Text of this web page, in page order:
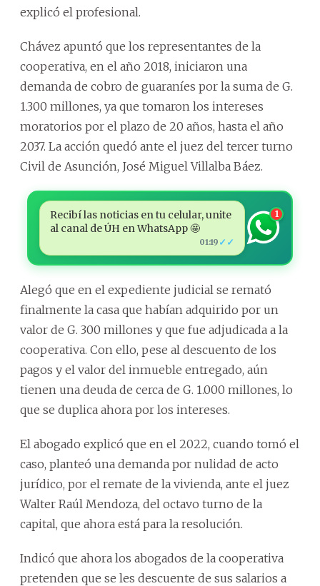
explicó el profesional.
Chávez apuntó que los representantes de la
cooperativa, en el año 2018, iniciaron una
demanda de cobro de guaraníes por la suma de G.
1.300 millones, ya que tomaron los intereses
moratorios por el plazo de 20 años, hasta el año
2037. La acción quedó ante el juez del tercer turno
Civil de Asunción, José Miguel Villalba Báez.
Recibí las noticias en tu celular, unite
al canal de ÚH en WhatsApp 🤩
01:19 ✓✓
1
Alegó que en el expediente judicial se remató
finalmente la casa que habían adquirido por un
valor de G. 300 millones y que fue adjudicada a la
cooperativa. Con ello, pese al descuento de los
pagos y el valor del inmueble entregado, aún
tienen una deuda de cerca de G. 1.000 millones, lo
que se duplica ahora por los intereses.
El abogado explicó que en el 2022, cuando tomó el
caso, planteó una demanda por nulidad de acto
jurídico, por el remate de la vivienda, ante el juez
Walter Raúl Mendoza, del octavo turno de la
capital, que ahora está para la resolución.
Indicó que ahora los abogados de la cooperativa
pretenden que se les descuente de sus salarios a